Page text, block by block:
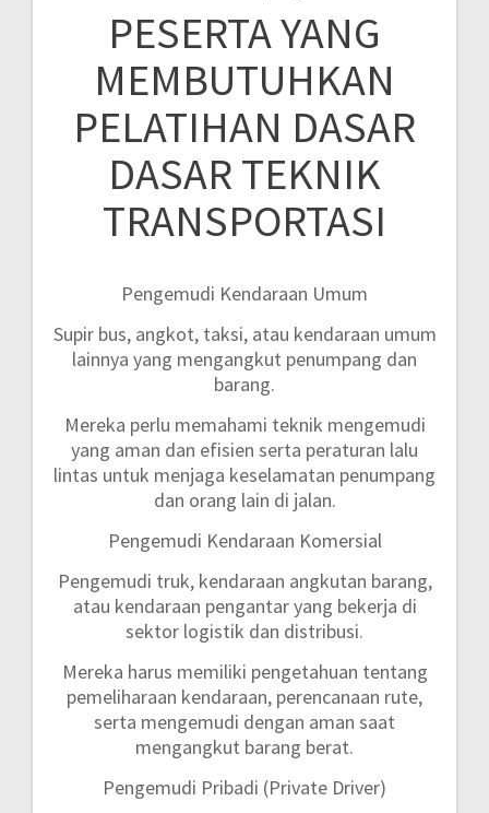
PESERTA YANG
MEMBUTUHKAN
PELATIHAN DASAR
DASAR TEKNIK
TRANSPORTASI
Pengemudi Kendaraan Umum
Supir bus, angkot, taksi, atau kendaraan umum
lainnya yang mengangkut penumpang dan
barang.
Mereka perlu memahami teknik mengemudi
yang aman dan efisien serta peraturan lalu
lintas untuk menjaga keselamatan penumpang
dan orang lain di jalan.
Pengemudi Kendaraan Komersial
Pengemudi truk, kendaraan angkutan barang,
atau kendaraan pengantar yang bekerja di
sektor logistik dan distribusi.
Mereka harus memiliki pengetahuan tentang
pemeliharaan kendaraan, perencanaan rute,
serta mengemudi dengan aman saat
mengangkut barang berat.
Pengemudi Pribadi (Private Driver)